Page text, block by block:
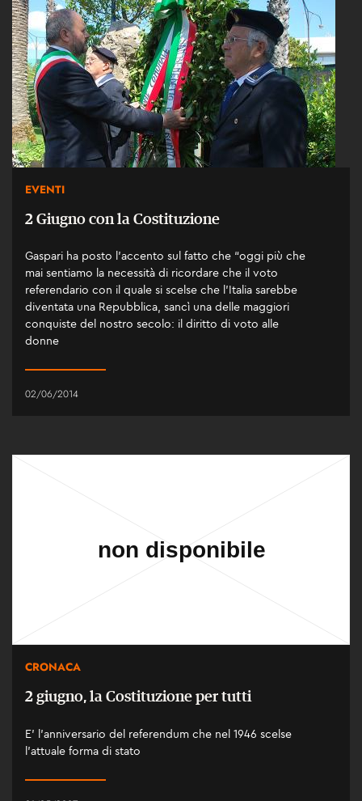
EVENTI
2 Giugno con la Costituzione
Gaspari ha posto l’accento sul fatto che “oggi più che
mai sentiamo la necessità di ricordare che il voto
referendario con il quale si scelse che l’Italia sarebbe
diventata una Repubblica, sancì una delle maggiori
conquiste del nostro secolo: il diritto di voto alle
donne
02/06/2014
CRONACA
2 giugno, la Costituzione per tutti
E' l'anniversario del referendum che nel 1946 scelse
l'attuale forma di stato